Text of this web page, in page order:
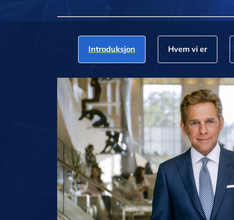
Introduksjon Hvem vi er